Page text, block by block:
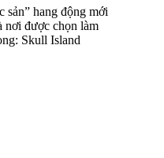
nơi được chọn làm
Skull Island